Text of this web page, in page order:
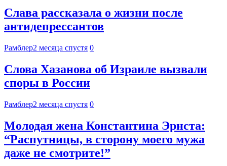
Слава рассказала о жизни после
антидепрессантов
Рамблер2 месяца спустя 0
Слова Хазанова об Израиле вызвали
споры в России
Рамблер2 месяца спустя 0
Молодая жена Константина Эрнста:
“Распутницы, в сторону моего мужа
даже не смотрите!”